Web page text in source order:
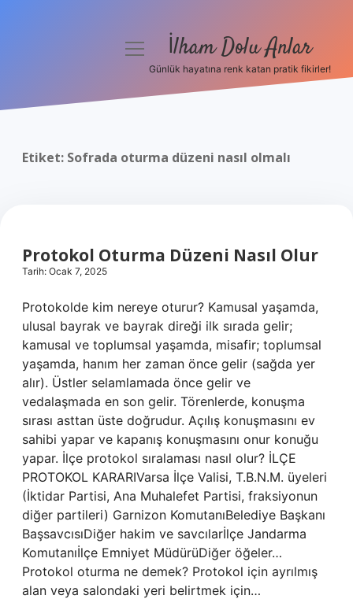
menüyü İlham Dolu Anlar
Günlük hayatına renk katan pratik fikirler!
Etiket: Sofrada oturma düzeni nasıl olmalı
Protokol Oturma Düzeni Nasıl Olur
Tarih: Ocak 7, 2025
Protokolde kim nereye oturur? Kamusal yaşamda,
ulusal bayrak ve bayrak direği ilk sırada gelir;
kamusal ve toplumsal yaşamda, misafir; toplumsal
yaşamda, hanım her zaman önce gelir (sağda yer
alır). Üstler selamlamada önce gelir ve
vedalaşmada en son gelir. Törenlerde, konuşma
sırası asttan üste doğrudur. Açılış konuşmasını ev
sahibi yapar ve kapanış konuşmasını onur konuğu
yapar. İlçe protokol sıralaması nasıl olur? İLÇE
PROTOKOL KARARIVarsa İlçe Valisi, T.B.N.M. üyeleri
(İktidar Partisi, Ana Muhalefet Partisi, fraksiyonun
diğer partileri) Garnizon KomutanıBelediye Başkanı
BaşsavcısıDiğer hakim ve savcılarİlçe Jandarma
Komutanıİlçe Emniyet MüdürüDiğer öğeler…
Protokol oturma ne demek? Protokol için ayrılmış
alan veya salondaki yeri belirtmek için…